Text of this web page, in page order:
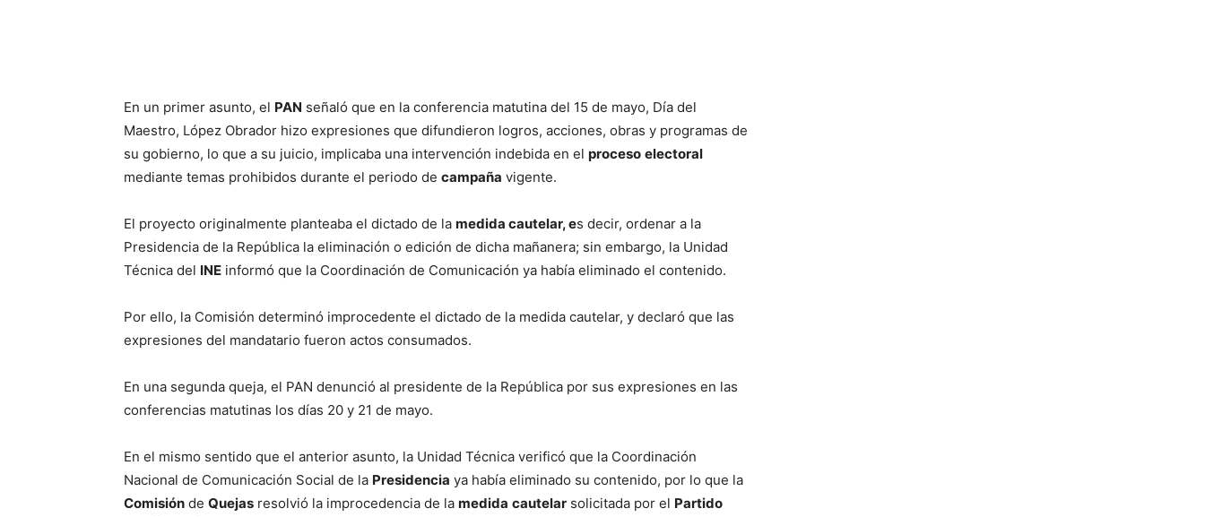
En un primer asunto, el PAN señaló que en la conferencia matutina del 15 de mayo, Día del
Maestro, López Obrador hizo expresiones que difundieron logros, acciones, obras y programas de
su gobierno, lo que a su juicio, implicaba una intervención indebida en el proceso electoral
mediante temas prohibidos durante el periodo de campaña vigente.
El proyecto originalmente planteaba el dictado de la medida cautelar, es decir, ordenar a la
Presidencia de la República la eliminación o edición de dicha mañanera; sin embargo, la Unidad
Técnica del INE informó que la Coordinación de Comunicación ya había eliminado el contenido.
Por ello, la Comisión determinó improcedente el dictado de la medida cautelar, y declaró que las
expresiones del mandatario fueron actos consumados.
En una segunda queja, el PAN denunció al presidente de la República por sus expresiones en las
conferencias matutinas los días 20 y 21 de mayo.
En el mismo sentido que el anterior asunto, la Unidad Técnica verificó que la Coordinación
Nacional de Comunicación Social de la Presidencia ya había eliminado su contenido, por lo que la
Comisión de Quejas resolvió la improcedencia de la medida cautelar solicitada por el Partido